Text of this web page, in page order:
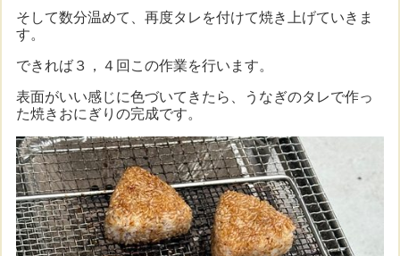
そして数分温めて、再度タレを付けて焼き上げていきま
す。
できれば３，４回この作業を行います。
表面がいい感じに色づいてきたら、うなぎのタレで作っ
た焼きおにぎりの完成です。